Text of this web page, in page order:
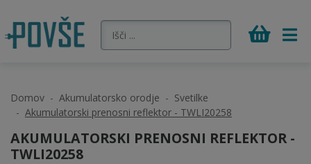
Domov Akumulatorsko orodje
Svetilke
Akumulatorski prenosni reflektor - TWLI20258
AKUMULATORSKI PRENOSNI REFLEKTOR -
TWLI20258